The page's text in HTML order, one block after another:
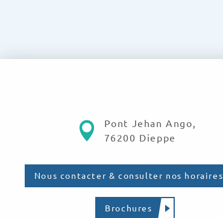
Pont Jehan Ango,
76200 Dieppe
Nous contacter & consulter nos horaires
Brochures